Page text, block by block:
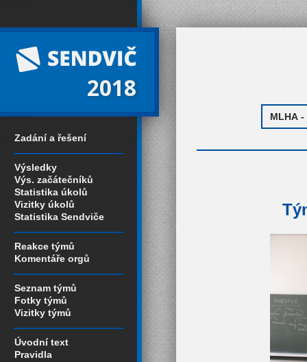
2018
Zadání a řešení
Výsledky
Výs. začátečníků
Statistika úkolů
Vizitky úkolů
Statistika Sendviče
Reakce týmů
Komentáře orgů
Seznam týmů
Fotky týmů
Vizitky týmů
Úvodní text
Pravidla